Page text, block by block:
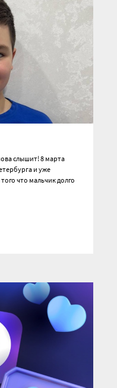
слышит! 8 марта
и уже
что мальчик долго